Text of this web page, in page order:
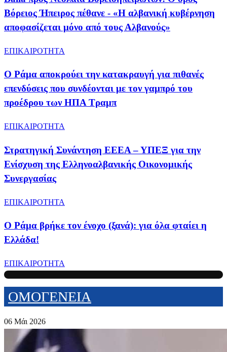
Βόρειος Ήπειρος πέθανε - «Η αλβανική κυβέρνηση
αποφασίζεται μόνο από τους Αλβανούς»
ΕΠΙΚΑΙΡΟΤΗΤΑ
Ο Ράμα αποκρούει την κατακραυγή για πιθανές
επενδύσεις που συνδέονται με τον γαμπρό του
προέδρου των ΗΠΑ Τραμπ
ΕΠΙΚΑΙΡΟΤΗΤΑ
Στρατηγική Συνάντηση ΕΕΕΑ – ΥΠΕΞ για την
Ενίσχυση της Ελληνοαλβανικής Οικονομικής
Συνεργασίας
ΕΠΙΚΑΙΡΟΤΗΤΑ
Ο Ράμα βρήκε τον ένοχο (ξανά): για όλα φταίει η
Ελλάδα!
ΕΠΙΚΑΙΡΟΤΗΤΑ
ΟΜΟΓΕΝΕΙΑ
06 Μάι 2026